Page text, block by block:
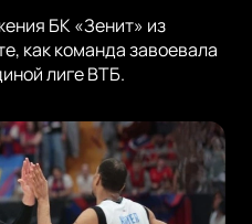
БК «Зенит» из
как команда завоевала
лиге ВТБ.